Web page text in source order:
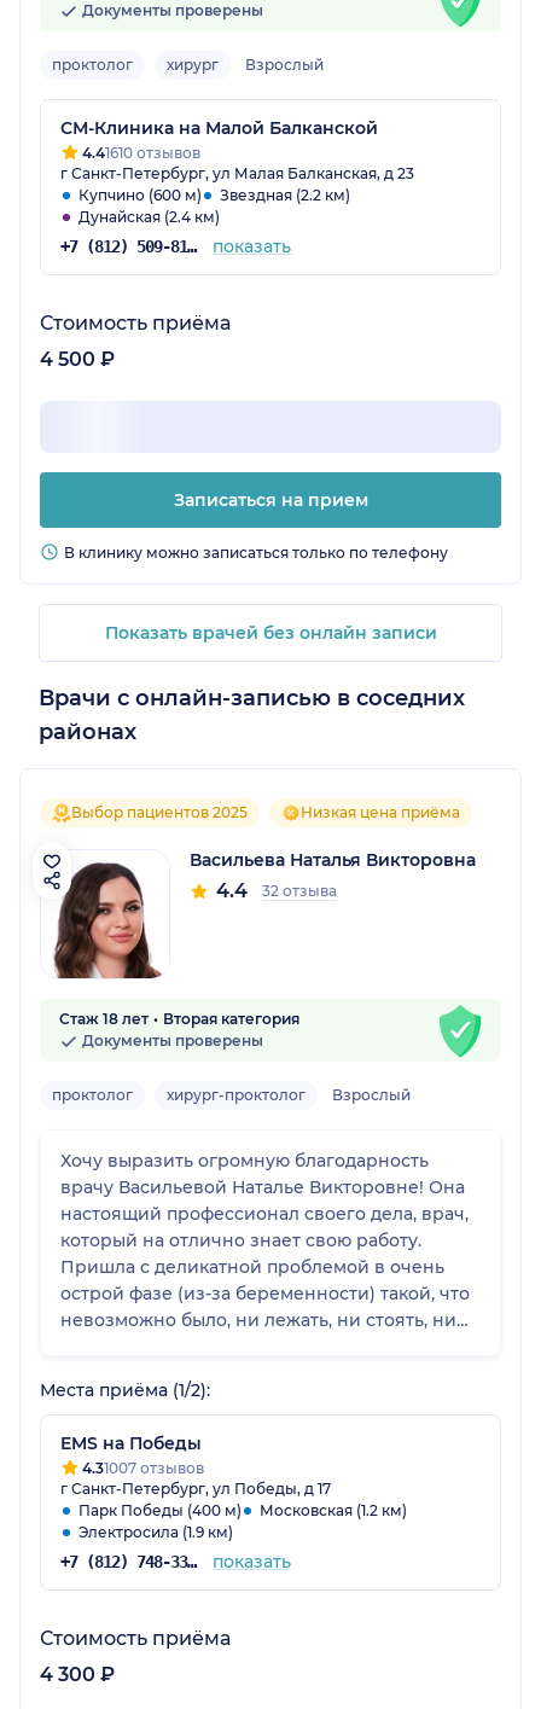
Документы проверены
проктолог хирург Взрослый
СМ-Клиника на Малой Балканской
4.41610 отзывов
г Санкт-Петербург, ул Малая Балканская, д 23
Купчино (600 м)
Звездная (2.2 км)
Дунайская (2.4 км)
+7 (812) 509-81-68 показать
Стоимость приёма
4 500 ₽
Записаться на прием
В клинику можно записаться только по телефону
Показать врачей без онлайн записи
Врачи с онлайн-записью в соседних
районах
Выбор пациентов 2025 Низкая цена приёма
Васильева Наталья Викторовна
4.4 32 отзыва
Стаж 18 лет
Вторая категория
Документы проверены
проктолог хирург-проктолог Взрослый
Хочу выразить огромную благодарность
врачу Васильевой Наталье Викторовне! Она
настоящий профессионал своего дела, врач,
который на отлично знает свою работу.
Пришла с деликатной проблемой в очень
острой фазе (из-за беременности) такой, что
невозможно было, ни лежать, ни стоять, ни
участлива. После опроса и осмотра
состояния, легче стало на второй день. Она
все поясняла, для чего назначается каждый
препарат, как он будет работать, какие
варианты течения болезни возможны и что с
этим дальше будем делать. Огромный плюс,
что на каждом приёме производился
корректировала лечение с моих слов, а был
четкий контроль состояния и динамики с её
Места приёма (1/2):
EMS на Победы
4.31007 отзывов
г Санкт-Петербург, ул Победы, д 17
Парк Победы (400 м)
Московская (1.2 км)
Электросила (1.9 км)
+7 (812) 748-33-79 показать
Стоимость приёма
4 300 ₽